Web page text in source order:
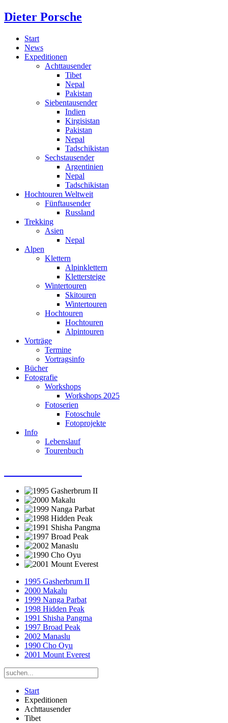
Dieter Porsche
Start
News
Expeditionen
Achttausender
Tibet
Nepal
Pakistan
Siebentausender
Indien
Kirgisistan
Pakistan
Nepal
Tadschikistan
Sechstausender
Argentinien
Nepal
Tadschikistan
Hochtouren Weltweit
Fünftausender
Russland
Trekking
Asien
Nepal
Alpen
Klettern
Alpinklettern
Klettersteige
Wintertouren
Skitouren
Wintertouren
Hochtouren
Hochtouren
Alpintouren
Vorträge
Termine
Vortragsinfo
Bücher
Fotografie
Workshops
Workshops 2025
Fotoserien
Fotoschule
Fotoprojekte
Info
Lebenslauf
Tourenbuch
1995 Gasherbrum II
2000 Makalu
1999 Nanga Parbat
1998 Hidden Peak
1991 Shisha Pangma
1997 Broad Peak
2002 Manaslu
1990 Cho Oyu
2001 Mount Everest
Start
Expeditionen
Achttausender
Tibet